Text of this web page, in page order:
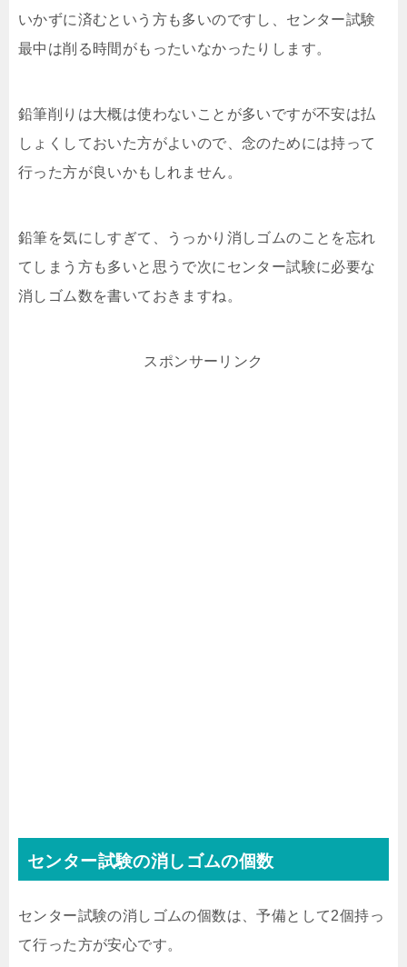
いかずに済むという方も多いのですし、センター試験
最中は削る時間がもったいなかったりします。
鉛筆削りは大概は使わないことが多いですが不安は払
しょくしておいた方がよいので、念のためには持って
行った方が良いかもしれません。
鉛筆を気にしすぎて、うっかり消しゴムのことを忘れ
てしまう方も多いと思うで次にセンター試験に必要な
消しゴム数を書いておきますね。
スポンサーリンク
センター試験の消しゴムの個数
センター試験の消しゴムの個数は、予備として2個持っ
て行った方が安心です。